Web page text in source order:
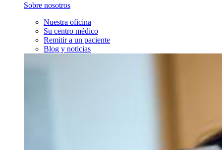
Sobre nosotros
Nuestra oficina
Su centro médico
Remitir a un paciente
Blog y noticias